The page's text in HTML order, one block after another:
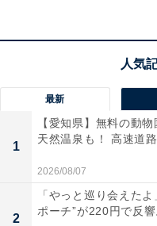
宿泊者からは「お魚も
「温泉もすごく良くて
ています。歴史を感じ
しみたい人や、趣向を
がりたい人におすすめ
最新
1
【愛知県】無料の動
天然温泉も！ 高速道
2026/08/07
2
「やっと巡り会えた
ポーチ”が220円で反